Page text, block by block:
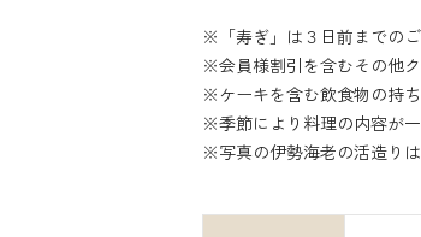
※「寿ぎ」は３日前までのご
※会員様割引を含むその他
※ケーキを含む飲食物の持
※季節により料理の内容が
※写真の伊勢海老の活造りは